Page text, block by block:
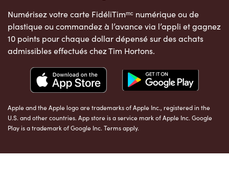
Numérisez votre carte FidéliTimᵐᶜ numérique ou de
plastique ou commandez à l’avance via l’appli et gagnez
10 points pour chaque dollar dépensé sur des achats
admissibles effectués chez Tim Hortons.
Apple and the Apple logo are trademarks of Apple Inc., registered in the
U.S. and other countries. App store is a service mark of Apple Inc. Google
Play is a trademark of Google Inc. Terms apply.